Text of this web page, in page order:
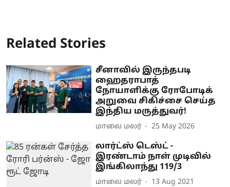
Related Stories
சீனாவில் இருந்தபடி
ஹைதராபாத்
நோயாளிக்கு ரோபோடிக்
அறுவை சிகிச்சை செய்த
இந்திய மருத்துவர்!
மாலை மலர் 25 May 2026
லார்ட்ஸ் டெஸ்ட் -
இரண்டாம் நாள் முடிவில்
இங்கிலாந்து 119/3
மாலை மலர் 13 Aug 2021